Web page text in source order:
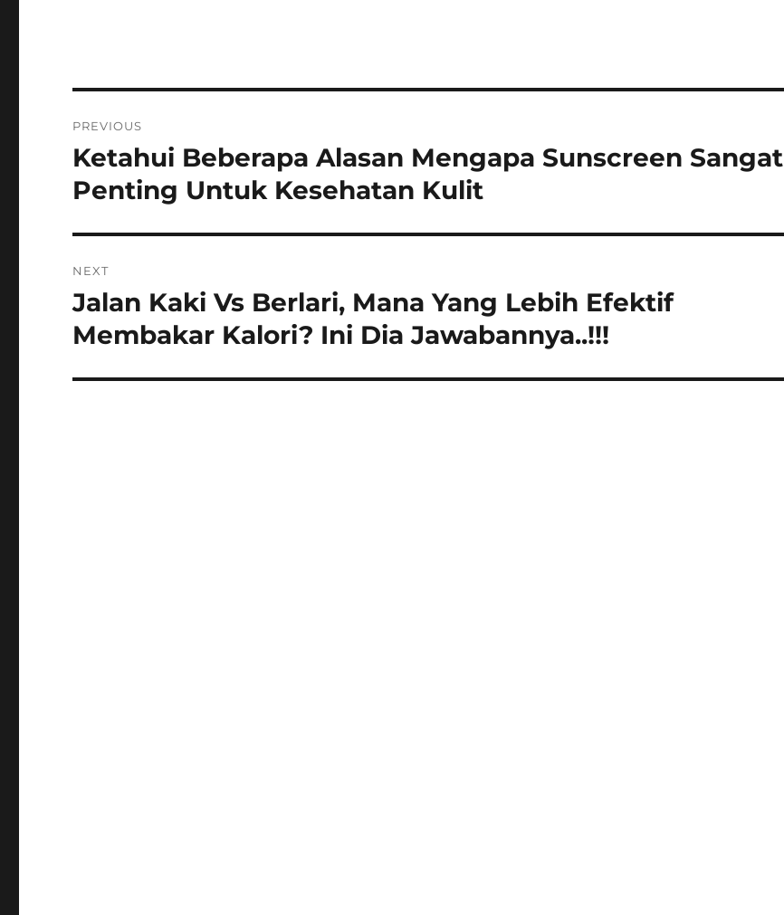
pos
PREVIOUS
Previous
post:
Ketahui Beberapa Alasan Mengapa Sunscreen Sangat
Penting Untuk Kesehatan Kulit
NEXT
Next
post:
Jalan Kaki Vs Berlari, Mana Yang Lebih Efektif
Membakar Kalori? Ini Dia Jawabannya..!!!